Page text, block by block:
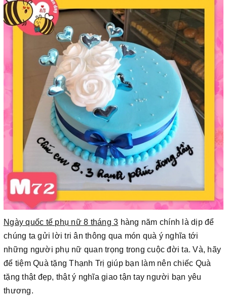
Ngày quốc tế phụ nữ 8 tháng 3 hàng năm chính là dịp để
chúng ta gửi lời tri ân thông qua món quà ý nghĩa tới
những người phụ nữ quan trọng trong cuộc đời ta. Và, hãy
để tiệm Quà tặng Thạnh Trị giúp bạn làm nên chiếc Quà
tặng thật đẹp, thật ý nghĩa giao tận tay người bạn yêu
thương.